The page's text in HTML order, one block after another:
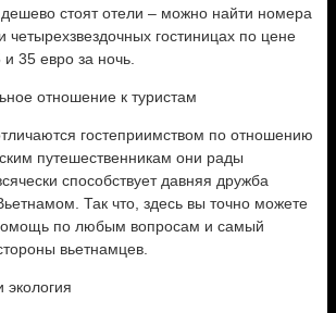
стоят отели – можно найти номера
четырехзвездочных гостиницах по цене
35 евро за ночь.
отношение к туристам
гостеприимством по отношению
путешественникам они рады
способствует давняя дружба
Так что, здесь вы точно можете
по любым вопросам и самый
вьетнамцев.
экология